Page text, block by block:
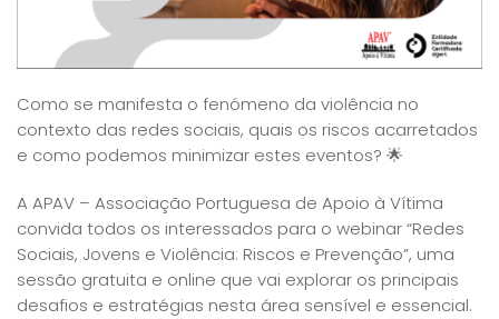
Como se manifesta o fenómeno da violência no
contexto das redes sociais, quais os riscos acarretados
e como podemos minimizar estes eventos? 🌟
A APAV – Associação Portuguesa de Apoio à Vítima
convida todos os interessados para o webinar “Redes
Sociais, Jovens e Violência: Riscos e Prevenção”, uma
sessão gratuita e online que vai explorar os principais
desafios e estratégias nesta área sensível e essencial.